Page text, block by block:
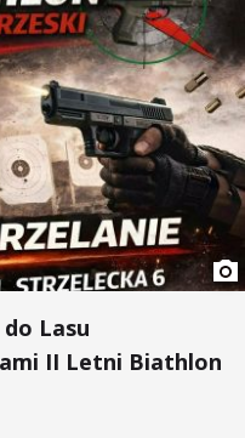
Lasu
II Letni Biathlon